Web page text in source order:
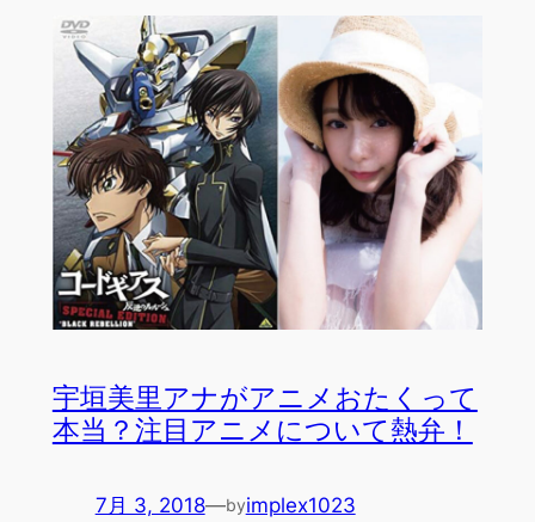
宇垣美里アナがアニメおたくって
本当？注目アニメについて熱弁！
7月 3, 2018—byimplex1023